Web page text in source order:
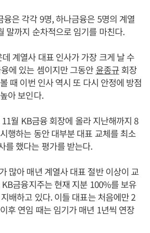
융은 각각 9명, 하나금융은 5명의 계열
말까지 순차적으로 임기를 마친다.
계열사 대표 인사가 가장 크게 날 수
에 있는 셈이지만 그동안 윤종규회장
때 이번 인사 역시 또 다시 안정에 방점
아 보인다.
월 KB금융 회장에 올라 지난해까지 8
행하는 동안 대부분 대표 교체를 최소
를 했다는 평가를 받는다.
많아 매년 계열사 대표 절반 이상이 교
금융지주는 현재 지분 100%를 보유
배하고 있다. 이들 대표는 처음에만 2
후 연임 때는 임기가 매년 1년씩 연장